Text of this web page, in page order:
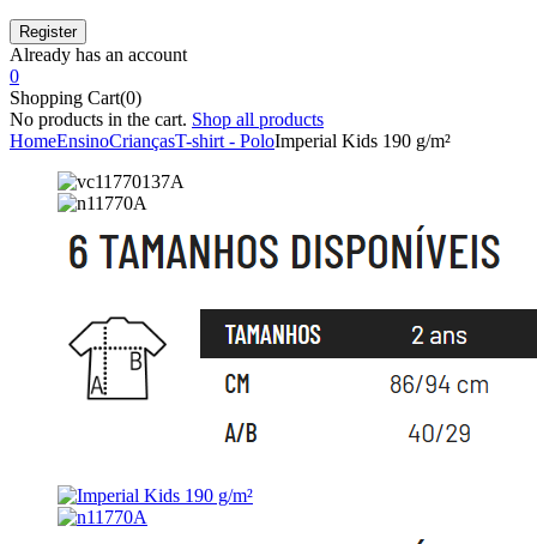
Already has an account
0
Shopping Cart(0)
No products in the cart. Shop all products
HomeEnsinoCriançasT-shirt - PoloImperial Kids 190 g/m²